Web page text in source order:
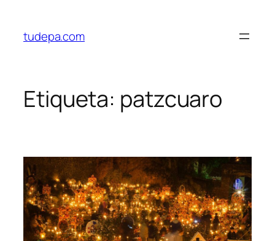
contenido
tudepa.com
Etiqueta: patzcuaro